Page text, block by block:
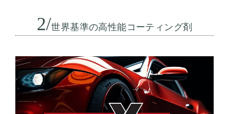
2/世界基準の高性能コーティング剤